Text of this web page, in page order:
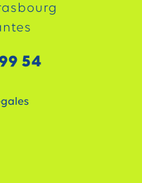
54